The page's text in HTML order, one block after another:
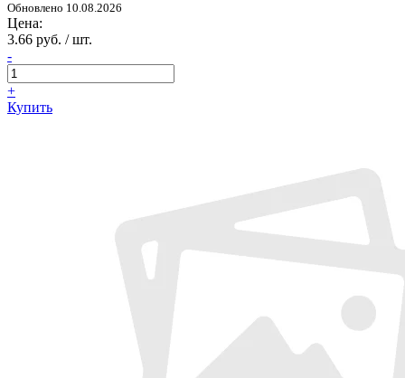
Обновлено 10.08.2026
Цена:
3.66 руб. / шт.
-
+
Купить